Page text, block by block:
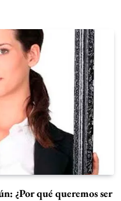
¿Por qué queremos ser